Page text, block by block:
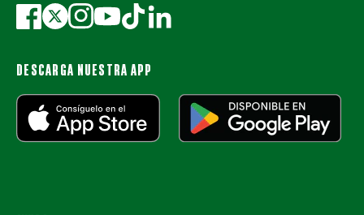
DESCARGA NUESTRA APP